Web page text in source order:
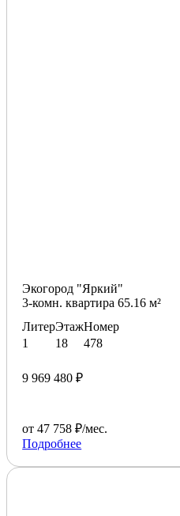
Экогород "Яркий"
3-комн. квартира 65.16 м²
Литер
1
Этаж
18
Номер
478
9 969 480 ₽
от 47 758 ₽/мес.
Подробнее